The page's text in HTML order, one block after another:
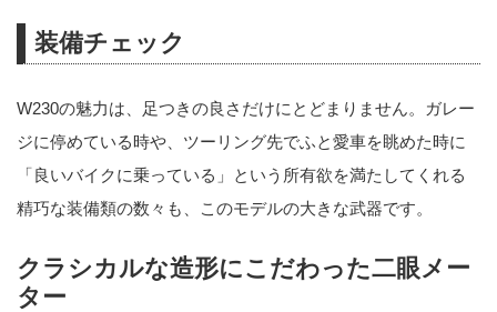
装備チェック
W230の魅力は、足つきの良さだけにとどまりません。ガレー
ジに停めている時や、ツーリング先でふと愛車を眺めた時に
「良いバイクに乗っている」という所有欲を満たしてくれる
精巧な装備類の数々も、このモデルの大きな武器です。
クラシカルな造形にこだわった二眼メー
ター